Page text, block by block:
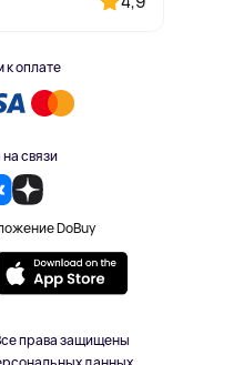
оплате
связи
DoBuy
права защищены